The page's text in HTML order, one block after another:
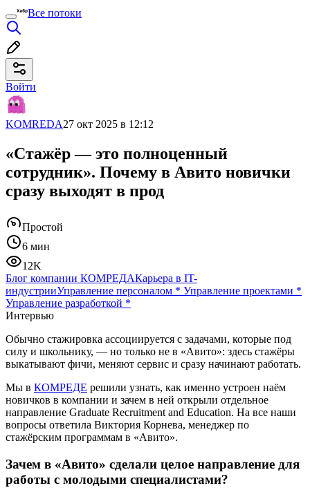
Все потоки
Войти
KOMREDA27 окт 2025 в 12:12
«Стажёр — это полноценный
сотрудник». Почему в Авито новички
сразу выходят в прод
Простой
6 мин
12K
Блог компании КОМРЕДАКарьера в IT-
индустрииУправление персоналом * Управление проектами *
Управление разработкой *
Интервью
Обычно стажировка ассоциируется с задачами, которые под
силу и школьнику, — но только не в «Авито»: здесь стажёры
выкатывают фичи, меняют сервис и сразу начинают работать.
Мы в КОМРЕДЕ решили узнать, как именно устроен наём
новичков в компании и зачем в ней открыли отдельное
направление Graduate Recruitment and Education. На все наши
вопросы ответила Виктория Корнева, менеджер по
стажёрским программам в «Авито».
Зачем в «Авито» сделали целое направление для
работы с молодыми специалистами?